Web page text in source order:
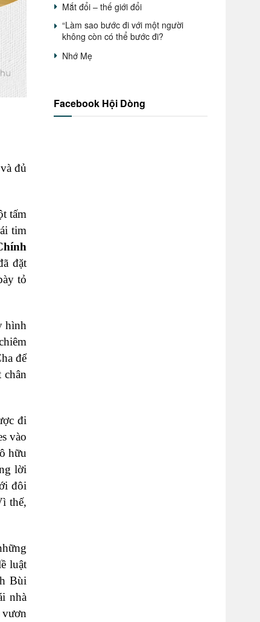
đủ
tấm
tim
đặt
tỏ
hình
để
đi
vào
hữu
lời
đôi
thế,
luật
Bùi
nhà
Mắt đổi – thế giới đổi
“Làm sao bước đi với một người
không còn có thể bước đi?
Nhớ Mẹ
Facebook Hội Dòng